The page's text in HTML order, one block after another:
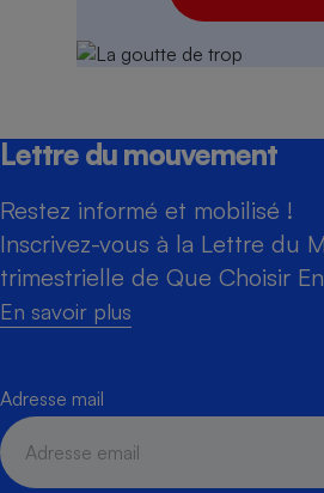
Lettre du mouvement
Restez informé et mobilisé !
Inscrivez-vous à la Lettre du
trimestrielle de Que Choisir
En savoir plus
Adresse mail